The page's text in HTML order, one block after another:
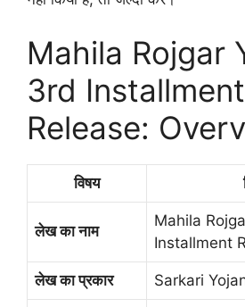
Mahila Rojgar
3rd Installment
Release:
विषय
लेख का नाम
Mahila
Installment
लेख का प्रकार Sarkari